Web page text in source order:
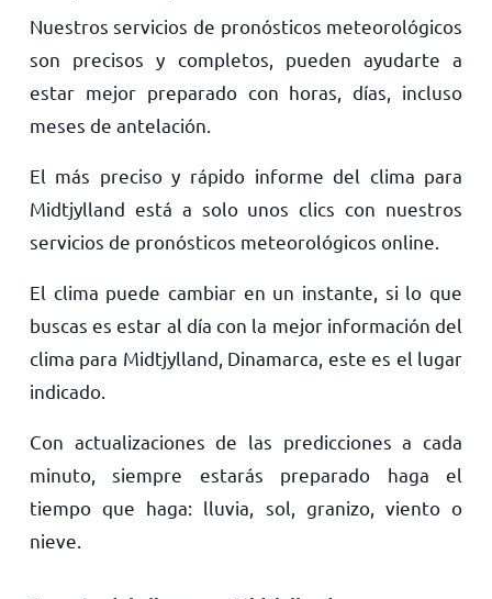
Nuestros servicios de pronósticos meteorológicos
son precisos y completos, pueden ayudarte a
estar mejor preparado con horas, días, incluso
meses de antelación.
El más preciso y rápido informe del clima para
Midtjylland está a solo unos clics con nuestros
servicios de pronósticos meteorológicos online.
El clima puede cambiar en un instante, si lo que
buscas es estar al día con la mejor información del
clima para Midtjylland, Dinamarca, este es el lugar
indicado.
Con actualizaciones de las predicciones a cada
minuto, siempre estarás preparado haga el
tiempo que haga: lluvia, sol, granizo, viento o
nieve.